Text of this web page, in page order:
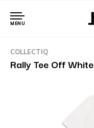
MENU
COLLECTIQ
Rally Tee Off White